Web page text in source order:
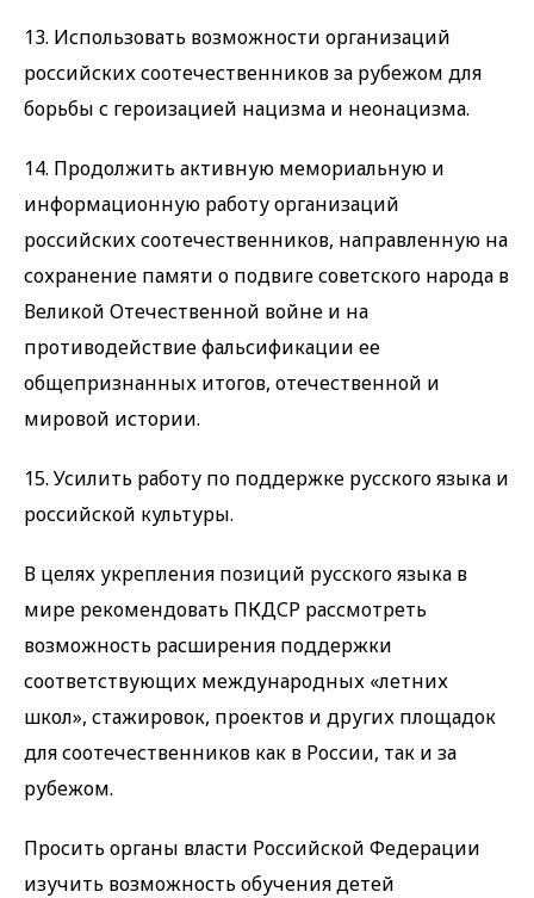
13. Использовать возможности организаций
российских соотечественников за рубежом для
борьбы с героизацией нацизма и неонацизма.
14. Продолжить активную мемориальную и
информационную работу организаций
российских соотечественников, направленную на
сохранение памяти о подвиге советского народа в
Великой Отечественной войне и на
противодействие фальсификации ее
общепризнанных итогов, отечественной и
мировой истории.
15. Усилить работу по поддержке русского языка и
российской культуры.
В целях укрепления позиций русского языка в
мире рекомендовать ПКДСР рассмотреть
возможность расширения поддержки
соответствующих международных «летних
школ», стажировок, проектов и других площадок
для соотечественников как в России, так и за
рубежом.
Просить органы власти Российской Федерации
изучить возможность обучения детей